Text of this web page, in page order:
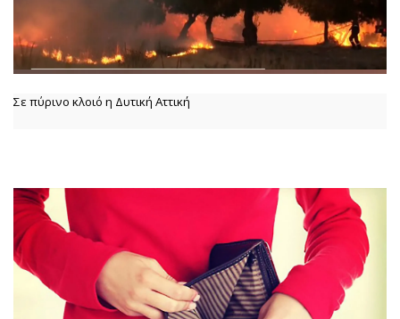
Σε πύρινο κλοιό η Δυτική Αττική